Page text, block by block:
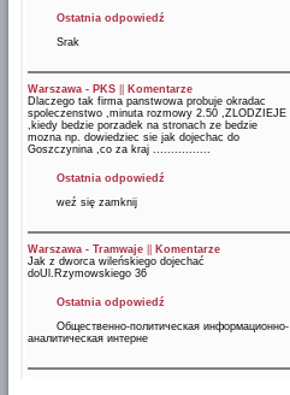
Ostatnia odpowiedź
Srak
Warszawa - PKS
Komentarze
Dlaczego tak firma panstwowa probuje okradac
spoleczenstwo ,minuta rozmowy 2.50 ,ZLODZIEJE
,kiedy bedzie porzadek na stronach ze bedzie
mozna np. dowiedziec sie jak dojechac do
Goszczynina ,co za kraj ................
Ostatnia odpowiedź
weź się zamknij
Warszawa - Tramwaje
Komentarze
Jak z dworca wileńskiego dojechać
doUl.Rzymowskiego 36
Ostatnia odpowiedź
Общественно-политическая информационно-
аналитическая интерне